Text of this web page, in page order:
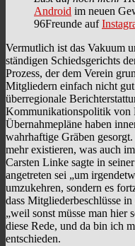
Android im neuen
96Freunde auf
Vermutlich ist das Vakuum
ständigen Schiedsgerichts
Prozess, der dem Verein
Mitgliedern einfach nicht
überregionale
Kommunikationspolitik von
Übernahmepläne haben
wahrhaftige Gräben
mehr existieren, was auch
Carsten Linke sagte in
angetreten sei „um
umzukehren, sondern es
dass Mitgliederbeschlüsse
„weil sonst müsse man hier
diese Rede, und da bin ich
entschieden.